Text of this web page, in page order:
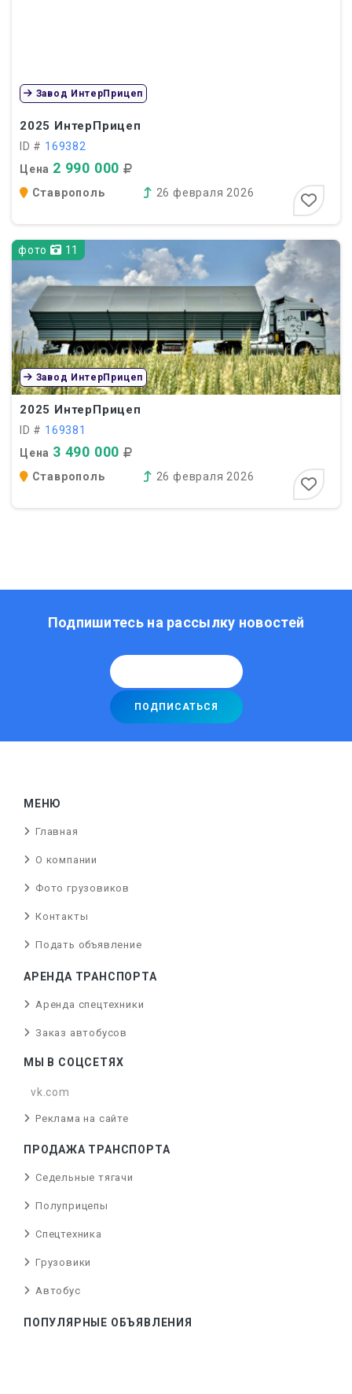
2025 ИнтерПрицеп
ID # 169382
Цена 2 990 000
Завод ИнтерПрицеп
Ставрополь 26 февраля 2026
фото 11
2025 ИнтерПрицеп
ID # 169381
Цена 3 490 000
Завод ИнтерПрицеп
Ставрополь 26 февраля 2026
Подпишитесь на рассылку новостей
МЕНЮ
Главная
О компании
Фото грузовиков
Контакты
Подать объявление
АРЕНДА ТРАНСПОРТА
Аренда спецтехники
Заказ автобусов
МЫ В СОЦСЕТЯХ
vk.com
Реклама на сайте
ПРОДАЖА ТРАНСПОРТА
Седельные тягачи
Полуприцепы
Спецтехника
Грузовики
Автобус
ПОПУЛЯРНЫЕ ОБЪЯВЛЕНИЯ